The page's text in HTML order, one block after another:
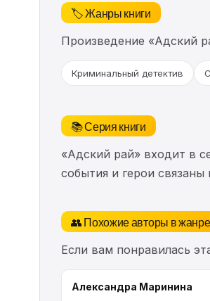
🏷️ Жанры книги
Произведение «Адский
Криминальный детектив
📚 Серия книги
«Адский рай» входит в
события и герои
👥 Похожие авторы в жанре
Если вам понравилась
Александра Маринина